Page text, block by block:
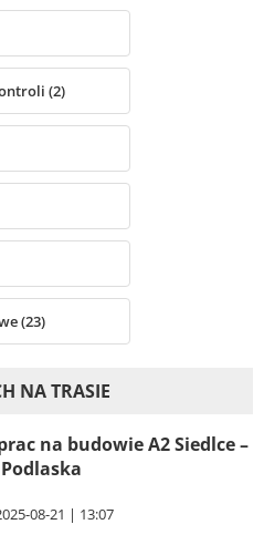
(2)
(23)
NA TRASIE
na budowie A2 Siedlce –
08-21 | 13:07